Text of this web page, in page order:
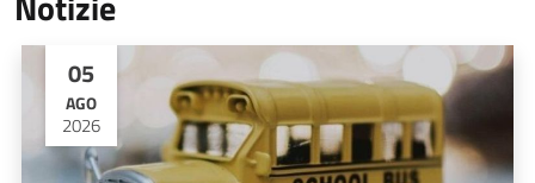
05
AGO
2026